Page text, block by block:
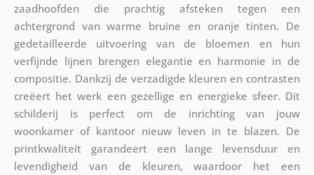
zaadhoofden die prachtig afsteken tegen een
achtergrond van warme bruine en oranje tinten. De
gedetailleerde uitvoering van de bloemen en hun
verfijnde lijnen brengen elegantie en harmonie in de
compositie. Dankzij de verzadigde kleuren en contrasten
creëert het werk een gezellige en energieke sfeer. Dit
schilderij is perfect om de inrichting van jouw
woonkamer of kantoor nieuw leven in te blazen. De
printkwaliteit garandeert een lange levensduur en
levendigheid van de kleuren, waardoor het een